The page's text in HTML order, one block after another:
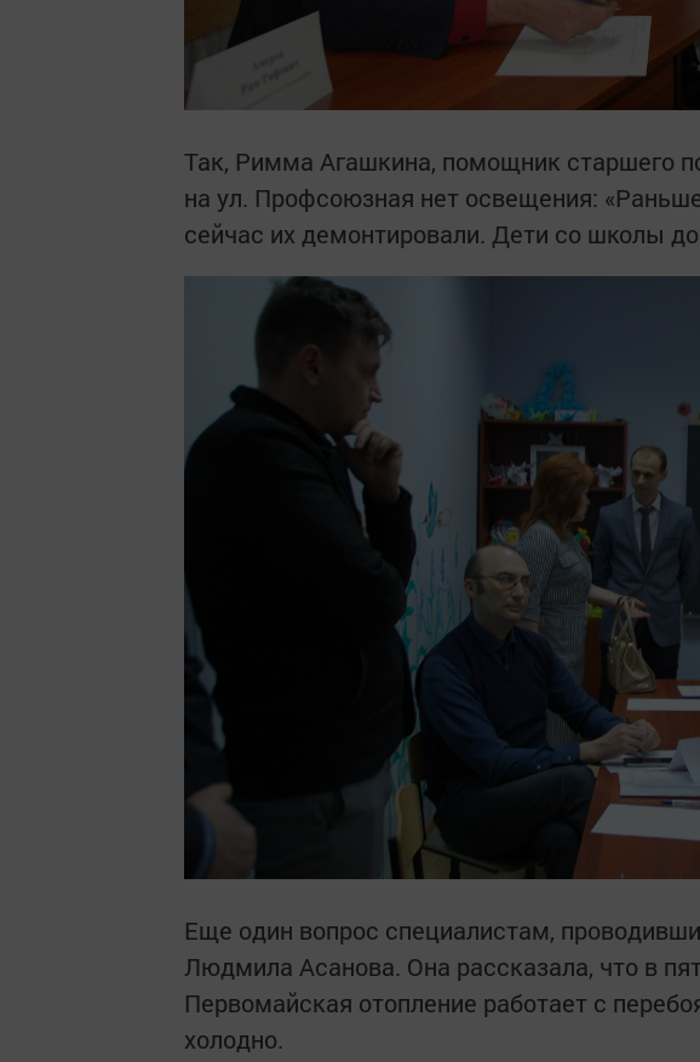
Так, Римма Агашкина, помощник старшего
на ул. Профсоюзная нет освещения:
сейчас их демонтировали. Дети со школы
Еще один вопрос специалистам,
Людмила Асанова. Она рассказала, что в
Первомайская отопление работает с
холодно.